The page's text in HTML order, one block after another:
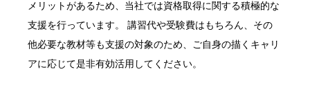
メリットがあるため、当社では資格取得に関する積極的な
支援を行っています。 講習代や受験費はもちろん、その
他必要な教材等も支援の対象のため、ご自身の描くキャリ
アに応じて是非有効活用してください。